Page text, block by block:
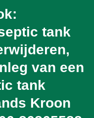
tank
van een
tank
Kroon